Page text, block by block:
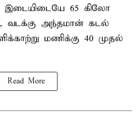
இடையிடையே 65 கிலோ
வடக்கு அந்தமான் கடல்
மணிக்கு 40 முதல்
Read More